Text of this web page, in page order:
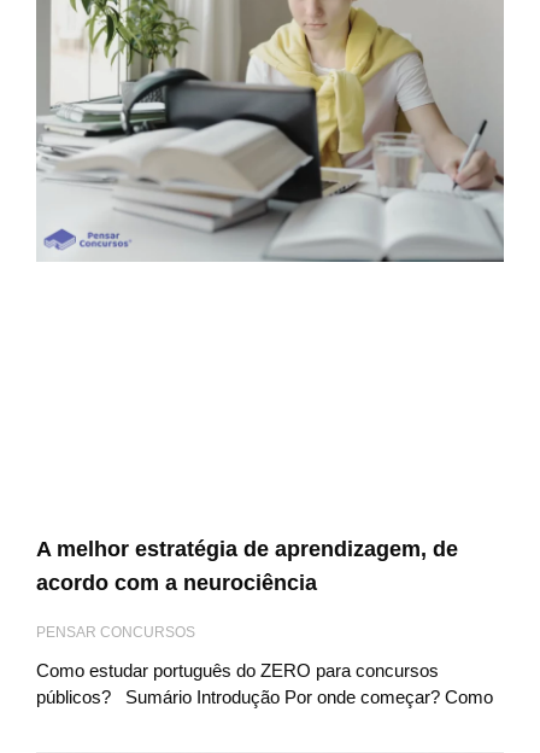
A melhor estratégia de aprendizagem, de
acordo com a neurociência
PENSAR CONCURSOS
Como estudar português do ZERO para concursos
públicos? Sumário Introdução Por onde começar? Como